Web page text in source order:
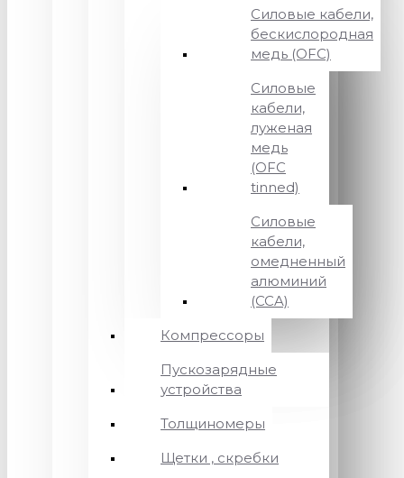
Силовые кабели,
бескислородная
медь (OFC)
Силовые
кабели,
луженая
медь
(OFC
tinned)
Силовые
кабели,
омедненный
алюминий
(CCA)
Компрессоры
Пускозарядные
устройства
Толщиномеры
Щетки , скребки